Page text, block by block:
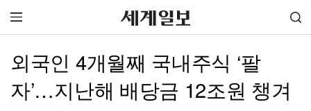
외국인 4개월째 국내주식 ‘팔
자’…지난해 배당금 12조원 챙겨